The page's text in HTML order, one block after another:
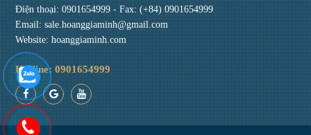
Điện thoại:0901654999- Fax: (+84) 0901654999
Email:sale.hoanggiaminh@gmail.com
Website: hoanggiaminh.com
Hotline: 0901654999